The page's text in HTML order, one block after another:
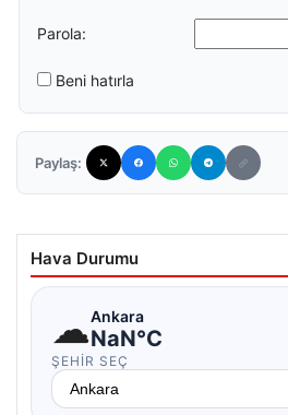
Parola:
Beni hatırla
Paylaş:
Hava Durumu
☁Ankara
NaN°C
ŞEHIR SEÇ